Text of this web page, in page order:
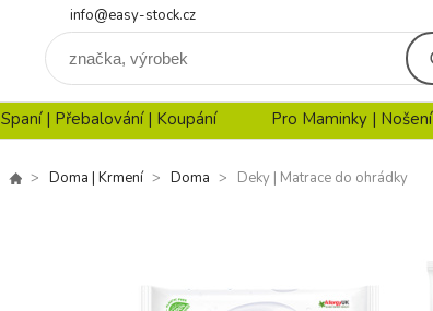
info@easy-stock.cz
Spaní | Přebalování | Koupání Pro Maminky | Nošení
Doma | Krmení Doma Deky | Matrace do ohrádky